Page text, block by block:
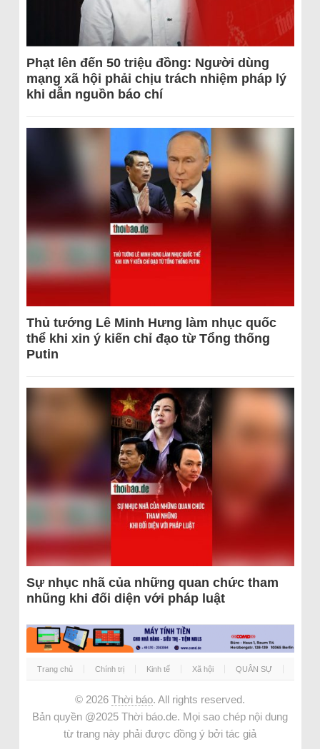
Phạt lên đến 50 triệu đồng: Người dùng
mạng xã hội phải chịu trách nhiệm pháp lý
khi dẫn nguồn báo chí
Thủ tướng Lê Minh Hưng làm nhục quốc
thể khi xin ý kiến chỉ đạo từ Tổng thống
Putin
Sự nhục nhã của những quan chức tham
nhũng khi đối diện với pháp luật
Trang chủ Chính trị Kinh tế Xã hội QUÂN SỰ
© 2026 Thời báo. All rights reserved.
Bản quyền @2025 Thời báo.de. Mọi sao chép nội dung
từ trang này phải được đồng ý bởi tác giả